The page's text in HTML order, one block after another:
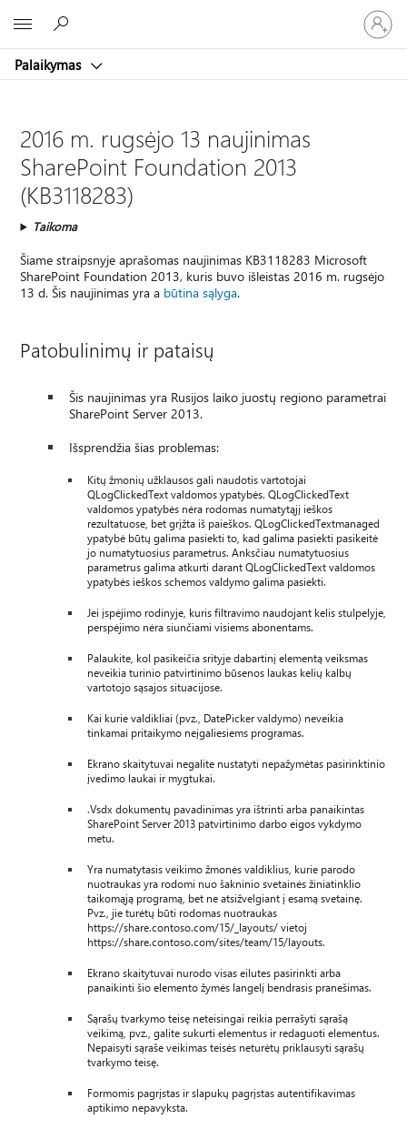
Palaikymas
prie
paskyros
2016 m. rugsėjo 13 naujinimas
SharePoint Foundation 2013
(KB3118283)
Taikoma
Šiame straipsnyje aprašomas naujinimas KB3118283 Microsoft
SharePoint Foundation 2013, kuris buvo išleistas 2016 m. rugsėjo
13 d. Šis naujinimas yra a būtina sąlyga.
Patobulinimų ir pataisų
Šis naujinimas yra Rusijos laiko juostų regiono parametrai
SharePoint Server 2013.
Išsprendžia šias problemas:
Kitų žmonių užklausos gali naudotis vartotojai
QLogClickedText valdomos ypatybės. QLogClickedText
valdomos ypatybės nėra rodomas numatytąjį ieškos
rezultatuose, bet grįžta iš paieškos. QLogClickedTextmanaged
ypatybė būtų galima pasiekti to, kad galima pasiekti pasikeitė
jo numatytuosius parametrus. Anksčiau numatytuosius
parametrus galima atkurti darant QLogClickedText valdomos
ypatybės ieškos schemos valdymo galima pasiekti.
Jei įspėjimo rodinyje, kuris filtravimo naudojant kelis stulpelyje,
perspėjimo nėra siunčiami visiems abonentams.
Palaukite, kol pasikeičia srityje dabartinį elementą veiksmas
neveikia turinio patvirtinimo būsenos laukas kelių kalbų
vartotojo sąsajos situacijose.
Kai kurie valdikliai (pvz., DatePicker valdymo) neveikia
tinkamai pritaikymo neįgaliesiems programas.
Ekrano skaitytuvai negalite nustatyti nepažymėtas pasirinktinio
įvedimo laukai ir mygtukai.
.Vsdx dokumentų pavadinimas yra ištrinti arba panaikintas
SharePoint Server 2013 patvirtinimo darbo eigos vykdymo
metu.
Yra numatytasis veikimo žmonės valdiklius, kurie parodo
nuotraukas yra rodomi nuo šakninio svetainės žiniatinklio
taikomąją programą, bet ne atsižvelgiant į esamą svetainę.
Pvz., jie turėtų būti rodomas nuotraukas
https://share.contoso.com/15/_layouts/ vietoj
https://share.contoso.com/sites/team/15/layouts.
Ekrano skaitytuvai nurodo visas eilutes pasirinkti arba
panaikinti šio elemento žymės langelį bendrasis pranešimas.
Sąrašų tvarkymo teisę neteisingai reikia perrašyti sąrašą
veikimą, pvz., galite sukurti elementus ir redaguoti elementus.
Nepaisyti sąraše veikimas teisės neturėtų priklausyti sąrašų
tvarkymo teisę.
Formomis pagrįstas ir slapukų pagrįstas autentifikavimas
aptikimo nepavyksta.